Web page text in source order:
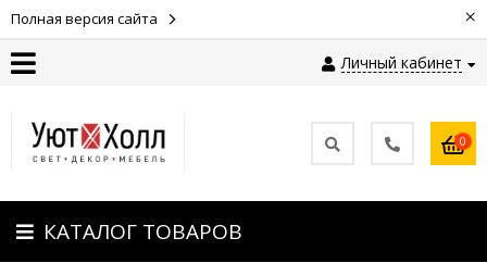
Полная версия сайта ×
Личный кабинет
Оплата
Доставка
0
КАТАЛОГ ТОВАРОВ